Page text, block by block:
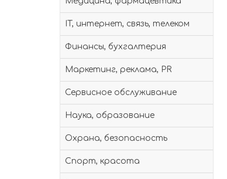
IT, интернет, связь, телеком
Финансы, бухгалтерия
Маркетинг, реклама, PR
Сервисное обслуживание
Наука, образование
Охрана, безопасность
Спорт, красота